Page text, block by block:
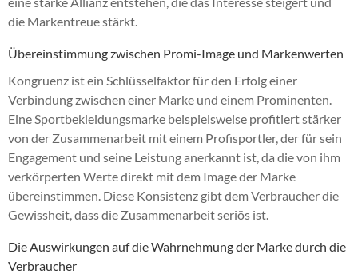
die Markentreue stärkt.
Übereinstimmung zwischen Promi-Image und Markenwerten
Kongruenz ist ein Schlüsselfaktor für den Erfolg einer
Verbindung zwischen einer Marke und einem Prominenten.
Eine Sportbekleidungsmarke beispielsweise profitiert stärker
von der Zusammenarbeit mit einem Profisportler, der für sein
Engagement und seine Leistung anerkannt ist, da die von ihm
verkörperten Werte direkt mit dem Image der Marke
übereinstimmen. Diese Konsistenz gibt dem Verbraucher die
Gewissheit, dass die Zusammenarbeit seriös ist.
Die Auswirkungen auf die Wahrnehmung der Marke durch die
Verbraucher